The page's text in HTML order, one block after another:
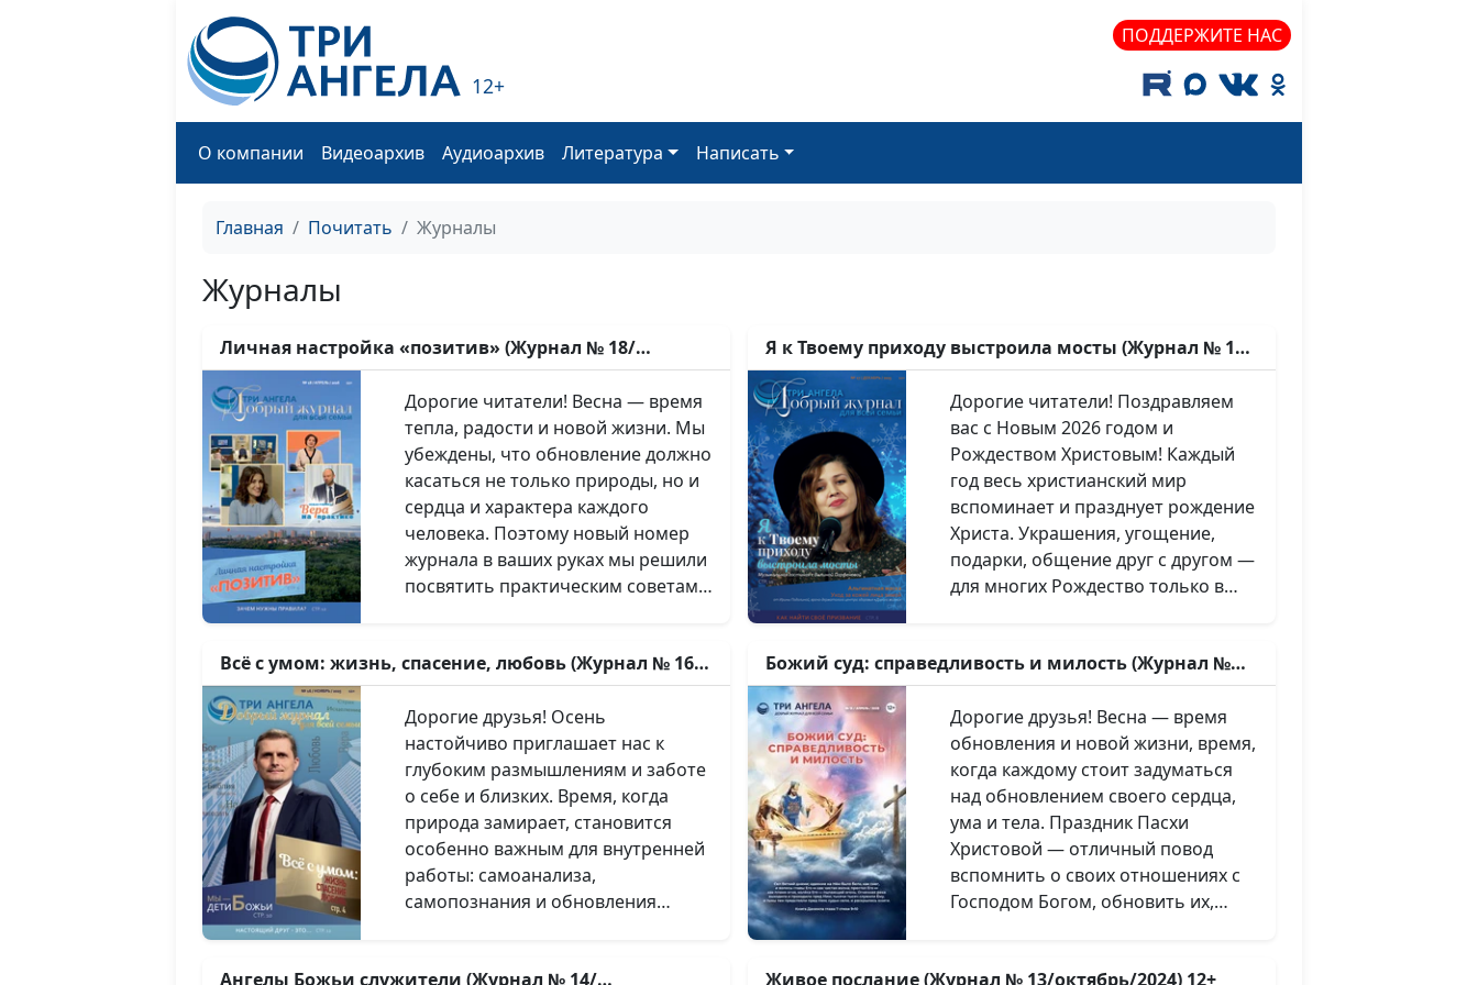
12+
ПОДДЕРЖИТЕ НАС
О компании Видеоархив Аудиоархив Литература Написать
Главная Почитать Журналы
Журналы
Личная настройка «позитив» (Журнал № 18/
апрель/2026) 12+
Дорогие читатели! Весна — время
тепла, радости и новой жизни. Мы
убеждены, что обновление должно
касаться не только природы, но и
сердца и характера каждого
человека. Поэтому новый номер
журнала в ваших руках мы решили
посвятить практическим советам
пользу греха рано или поздно
наступают в жизни каждого
человека, верующего и
неверующего, и противостоять им
способен далеко не каждый. Из
Священного Писания мы знаем,
что никто не был искушаем
сильнее Иисуса Христа, поэтому в
статье «Богу твоему поклоняйся»
мы рассмотрели методы,
Я к Твоему приходу выстроила мосты (Журнал № 17/
декабрь/2025) 12+
Дорогие читатели! Поздравляем
вас с Новым 2026 годом и
Рождеством Христовым! Каждый
год весь христианский мир
вспоминает и празднует рождение
Христа. Украшения, угощение,
подарки, общение друг с другом —
для многих Рождество только в
подарком, который сделал для всех
нас Господь, родившись в этом
мире и искупив грехи — над
наступлением Небесного Царства
на земле и вечной жизнью на
небесах. В рубрике «Так написано»
мы рассуждаем о том, с чего
начинается христианский путь к
Богу — об искреннем покаянии. А в
«Моей истории» вы прочитаете
Всё с умом: жизнь, спасение, любовь (Журнал № 16/
ноябрь/2025) 12+
Дорогие друзья! Осень
настойчиво приглашает нас к
глубоким размышлениям и заботе
о себе и близких. Время, когда
природа замирает, становится
особенно важным для внутренней
работы: самоанализа,
самопознания и обновления
Божий суд: справедливость и милость (Журнал №
15/апрель/2025) 12+
Дорогие друзья! Весна — время
обновления и новой жизни, время,
когда каждому стоит задуматься
над обновлением своего сердца,
ума и тела. Праздник Пасхи
Христовой — отличный повод
вспомнить о своих отношениях с
Господом Богом, обновить их,
Ангелы Божьи служители (Журнал № 14/
Живое послание (Журнал № 13/октябрь/2024) 12+